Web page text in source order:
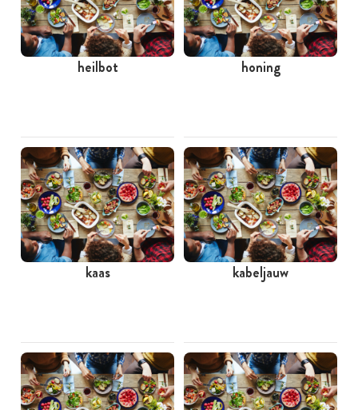
heilbot honing
kaas kabeljauw